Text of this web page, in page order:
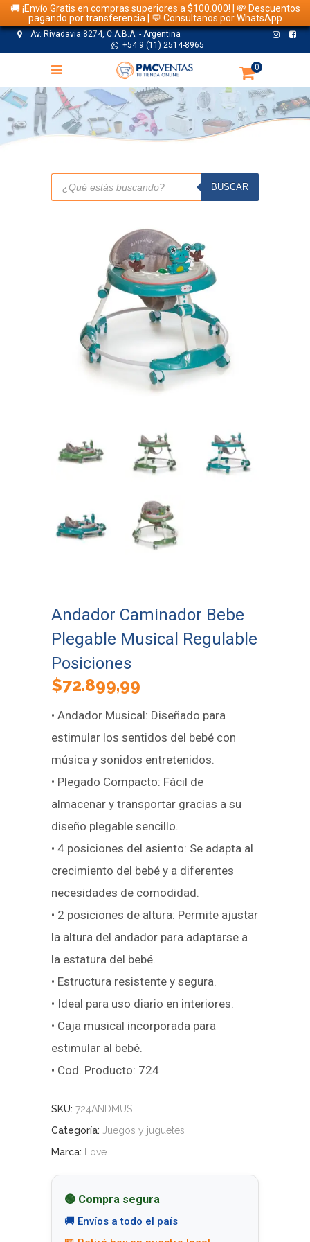
🚚 ¡Envío Gratis en compras superiores a $100.000! | 💸 Descuentos
pagando por transferencia | 💬 Consultanos por WhatsApp
Av. Rivadavia 8274, C.A.B.A. - Argentina
+54 9 (11) 2514-8965
0
TIENDA
Búsqueda
productos
BUSCAR
Andador Caminador Bebe
Plegable Musical Regulable
Posiciones
$72.899,99
• Andador Musical: Diseñado para
estimular los sentidos del bebé con
música y sonidos entretenidos.
• Plegado Compacto: Fácil de
almacenar y transportar gracias a su
diseño plegable sencillo.
• 4 posiciones del asiento: Se adapta al
crecimiento del bebé y a diferentes
necesidades de comodidad.
• 2 posiciones de altura: Permite ajustar
la altura del andador para adaptarse a
la estatura del bebé.
• Estructura resistente y segura.
• Ideal para uso diario en interiores.
• Caja musical incorporada para
estimular al bebé.
• Cod. Producto: 724
SKU: 724ANDMUS
Categoría: Juegos y juguetes
Marca:
Love
🟢 Compra segura
🚚 Envíos a todo el país